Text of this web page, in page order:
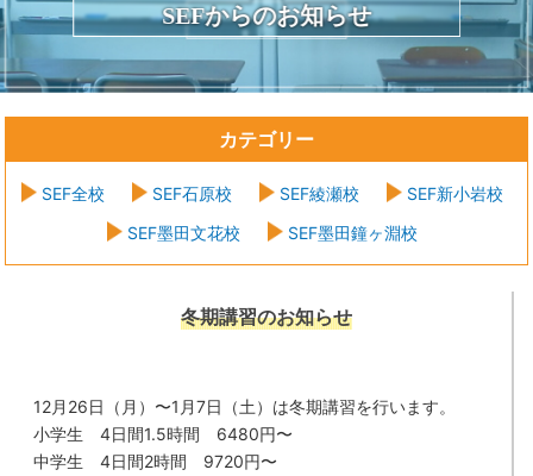
SEFからのお知らせ
カテゴリー
SEF全校 SEF石原校 SEF綾瀬校
SEF新小岩校
SEF墨田文花校
SEF墨田鐘ヶ淵校
冬期講習のお知らせ
12月26日（月）〜1月7日（土）は冬期講習を行います。
小学生 4日間1.5時間 6480円〜
中学生 4日間2時間 9720円〜